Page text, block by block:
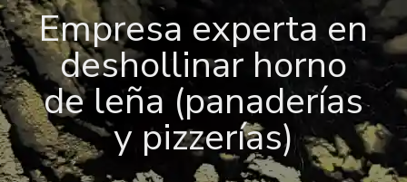
Empresa experta en
deshollinar horno
de leña (panaderías
y pizzerías)